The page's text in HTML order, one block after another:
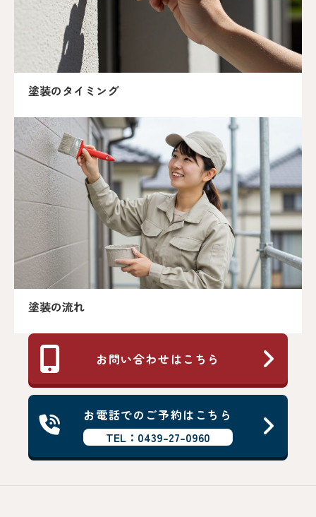
塗装のタイミング
塗装の流れ
お問い合わせはこちら
お電話でのご予約はこちら
TEL：0439-27-0960